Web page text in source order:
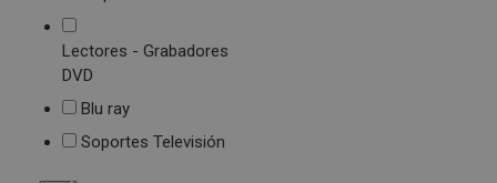
Lectores - Grabadores
DVD
Blu ray
Soportes Televisión